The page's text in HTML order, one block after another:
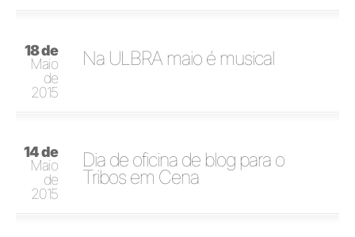
18 de
Maio
de
2015
Na ULBRA maio é musical
14 de
Maio
de
2015
Dia de oficina de blog para o
Tribos em Cena